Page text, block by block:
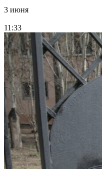
3 июня
11:33